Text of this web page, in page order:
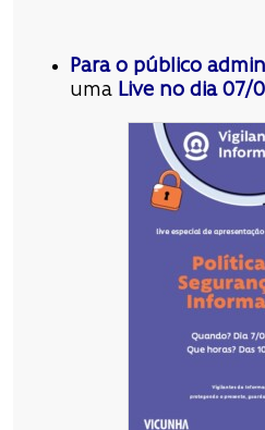
Para o público
uma Live no dia 07/